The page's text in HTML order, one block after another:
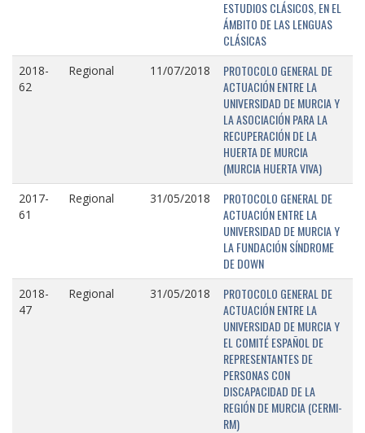
ESTUDIOS CLÁSICOS, EN EL
ÁMBITO DE LAS LENGUAS
CLÁSICAS
2018-
62
Regional 11/07/2018
PROTOCOLO GENERAL DE
ACTUACIÓN ENTRE LA
UNIVERSIDAD DE MURCIA Y
LA ASOCIACIÓN PARA LA
RECUPERACIÓN DE LA
HUERTA DE MURCIA
(MURCIA HUERTA VIVA)
2017-
61
Regional 31/05/2018
PROTOCOLO GENERAL DE
ACTUACIÓN ENTRE LA
UNIVERSIDAD DE MURCIA Y
LA FUNDACIÓN SÍNDROME
DE DOWN
2018-
47
Regional 31/05/2018
PROTOCOLO GENERAL DE
ACTUACIÓN ENTRE LA
UNIVERSIDAD DE MURCIA Y
EL COMITÉ ESPAÑOL DE
REPRESENTANTES DE
PERSONAS CON
DISCAPACIDAD DE LA
REGIÓN DE MURCIA (CERMI-
RM)